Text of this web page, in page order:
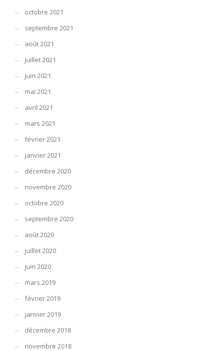
octobre 2021
septembre 2021
août 2021
juillet 2021
juin 2021
mai 2021
avril 2021
mars 2021
février 2021
janvier 2021
décembre 2020
novembre 2020
octobre 2020
septembre 2020
août 2020
juillet 2020
juin 2020
mars 2019
février 2019
janvier 2019
décembre 2018
novembre 2018